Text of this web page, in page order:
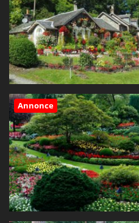
Annonce